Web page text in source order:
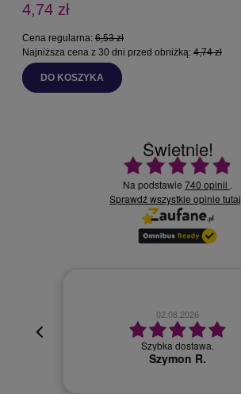
4,74 zł
Cena regularna: 6,53 zł
Najniższa cena z 30 dni przed obniżką: 4,74 zł
DO KOSZYKA
Świetnie!
Ocena średnia 4.9 na 5
Na podstawie 740 opinii .
Sprawdź wszystkie opinie tutaj
02.08.2026
Szybka dostawa.
Szymon R.